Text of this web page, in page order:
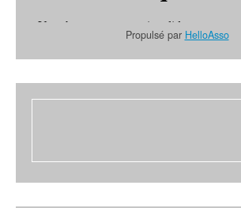
Propulsé par HelloAsso